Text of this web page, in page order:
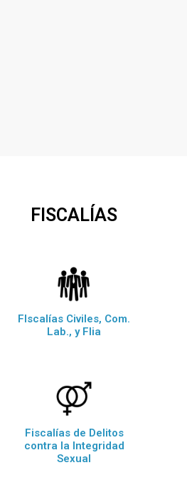
FISCALÍAS
FIscalías Civiles, Com.
Lab., y Flia
Fiscalías de Delitos
contra la Integridad
Sexual